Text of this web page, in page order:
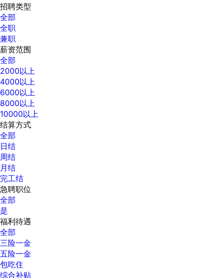
招聘类型
全部
全职
兼职
薪资范围
全部
2000以上
4000以上
6000以上
8000以上
10000以上
结算方式
全部
日结
周结
月结
完工结
急聘职位
全部
是
福利待遇
全部
三险一金
五险一金
包吃住
综合补贴